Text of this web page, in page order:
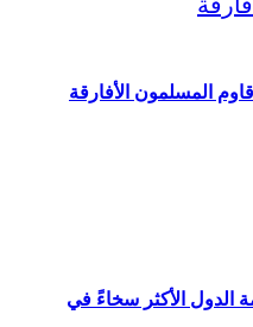
المسلمون الأفارقة
قائمة الدول الأكثر سخاءً في